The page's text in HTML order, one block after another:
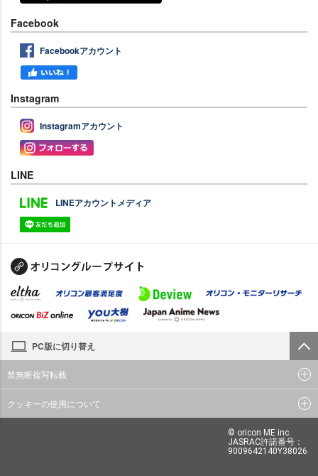
Facebook
Facebookアカウント
Instagram
Instagramアカウント
LINE
LINEアカウントメディア
PC版に切り替え
禁無断複写転載
クッキーの使用について
© oricon ME inc.
JASRAC許諾番号：
9009642140Y38026